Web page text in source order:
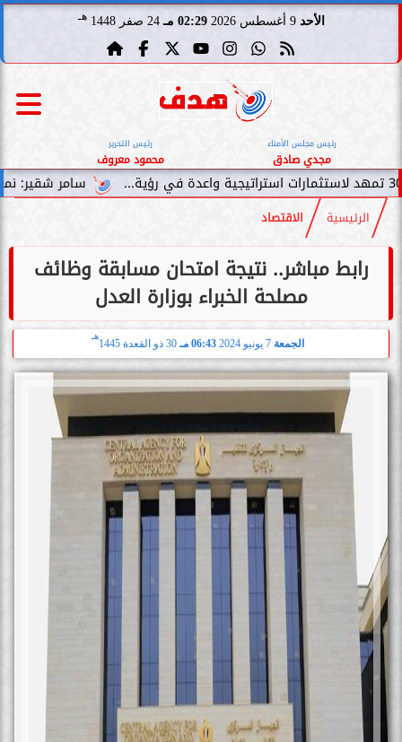
الأحد 9 أغسطس 2026 02:29 مـ 24 صفر 1448 هـ
رئيس مجلس الأمناء
مجدي صادق
رئيس التحرير
محمود معروف
سامر شقير: نمو صناديق
الرئيسية الاقتصاد
رابط مباشر.. نتيجة امتحان مسابقة وظائف
مصلحة الخبراء بوزارة العدل
الجمعة 7 يونيو 2024 06:43 مـ 30 ذو القعدة 1445
هـ